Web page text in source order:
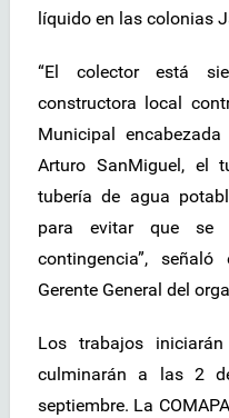
líquido en las colonias
“El colector está
constructora local
Municipal
Arturo SanMiguel, el
tubería de agua
para evitar que se
contingencia”,
Gerente General del
Los trabajos
culminarán a las 2
septiembre. La